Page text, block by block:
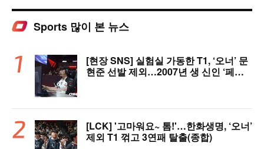
Sports 많이 본 뉴스
[현장 SNS] 실험실 가동한 T1, ‘오너’ 문
현준 선발 제외…2007년 생 신인 ‘페인
[LCK] '고마워요~ 톰!'…한화생명, ‘오너’
제외 T1 꺾고 3연패 탈출(종합)